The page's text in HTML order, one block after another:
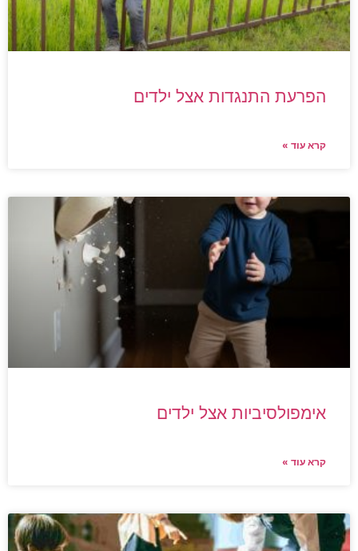
הפרעת התנגדות אצל ילדים
קרא עוד »
אימפולסיביות אצל ילדים
קרא עוד »